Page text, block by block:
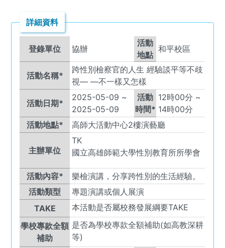
詳細資料
登錄單位 協辦
活動
地點
和平校區
活動名稱*
跨性別檢察官的人生 經驗談平等不歧
視— —不一樣又怎樣
活動日期*
2025-05-09 ~
2025-05-09
活動
時間*
12時00
分 ~
14時00分
活動地點*
高師大活動中心2樓演藝廳
主辦單位
TK
國立高雄師範大學性別教育所所學會
活動內容*
樂檢演講，分享跨性別的生活經驗。
活動類型
專題演講或個人展演
TAKE
本活動是否屬校務發展綱要TAKE
學校專款全額
補助
是否為學校專款全額補助(如高教深耕
等)